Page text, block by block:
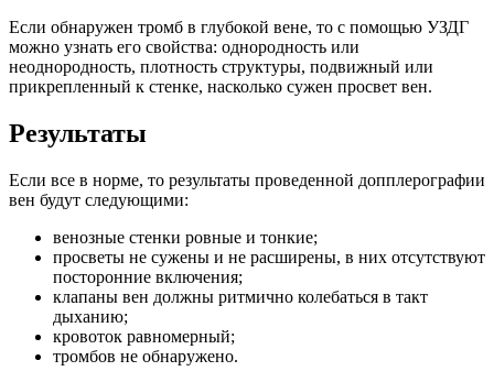
Если обнаружен тромб в глубокой вене, то с помощью УЗДГ
можно узнать его свойства: однородность или
неоднородность, плотность структуры, подвижный или
прикрепленный к стенке, насколько сужен просвет вен.
Результаты
Если все в норме, то результаты проведенной допплерографии
вен будут следующими:
венозные стенки ровные и тонкие;
просветы не сужены и не расширены, в них отсутствуют
посторонние включения;
клапаны вен должны ритмично колебаться в такт
дыханию;
кровоток равномерный;
тромбов не обнаружено.